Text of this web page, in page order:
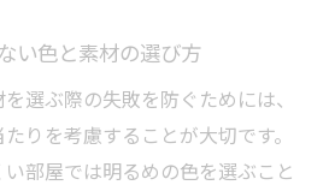
い色と素材の選び方
選ぶ際の失敗を防ぐためには、
りを考慮することが大切です。
部屋では明るめの色を選ぶこと